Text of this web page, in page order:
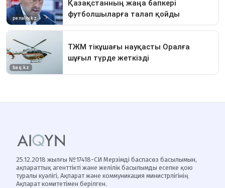
25.12.2018 жылғы №17418-СИ Мерзімді баспасөз басылымын,
ақпараттық агенттікті және желілік басылымды есепке қою
туралы куәлігі, Ақпарат және коммуникация министрлігінің
Ақпарат комитетімен берілген.